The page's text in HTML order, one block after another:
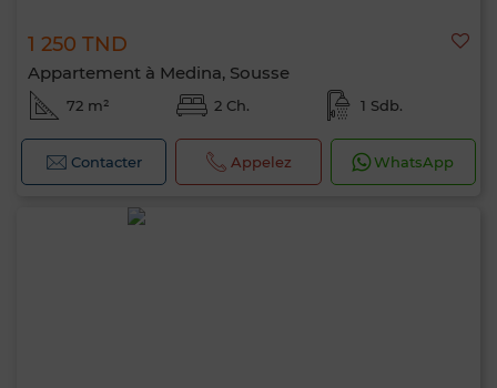
1 250 TND
Appartement à Medina, Sousse
72 m² 2 Ch. 1 Sdb.
Contacter Appelez WhatsApp